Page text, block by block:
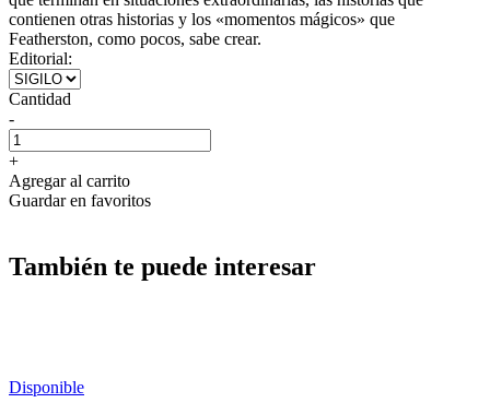
contienen otras historias y los «momentos mágicos» que
Featherston, como pocos, sabe crear.
Editorial:
Cantidad
-
+
Agregar al carrito
Guardar en favoritos
También te puede interesar
Disponible